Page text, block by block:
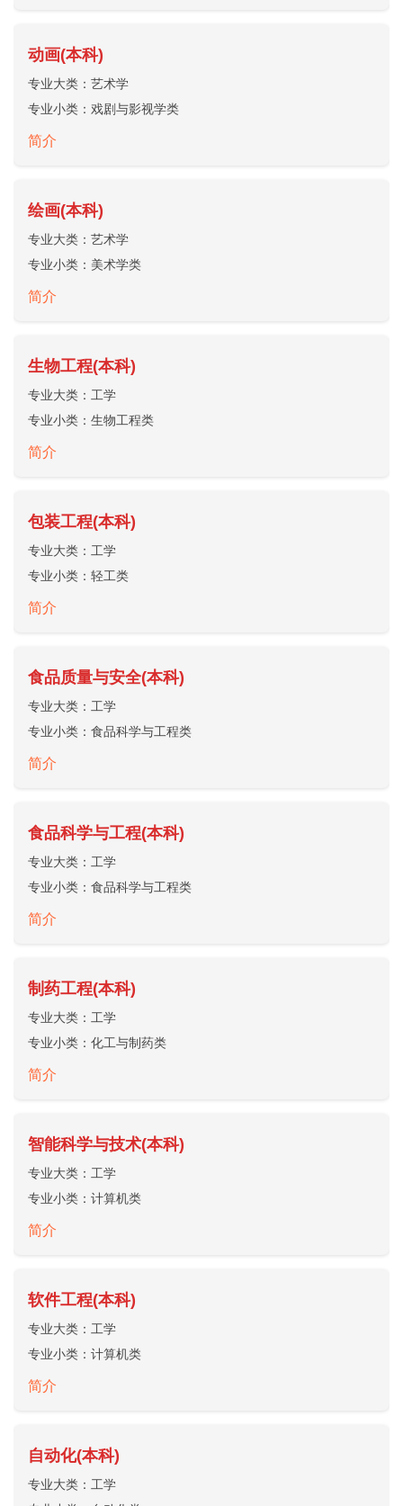
动画(本科)
专业大类： 艺术学
专业小类： 戏剧与影视学类
简介
绘画(本科)
专业大类： 艺术学
专业小类： 美术学类
简介
生物工程(本科)
专业大类： 工学
专业小类： 生物工程类
简介
包装工程(本科)
专业大类： 工学
专业小类： 轻工类
简介
食品质量与安全(本科)
专业大类： 工学
专业小类： 食品科学与工程类
简介
食品科学与工程(本科)
专业大类： 工学
专业小类： 食品科学与工程类
简介
制药工程(本科)
专业大类： 工学
专业小类： 化工与制药类
简介
智能科学与技术(本科)
专业大类： 工学
专业小类： 计算机类
简介
软件工程(本科)
专业大类： 工学
专业小类： 计算机类
简介
自动化(本科)
专业大类： 工学